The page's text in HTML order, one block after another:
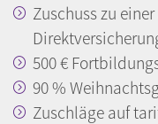
Zuschuss zu
500 €
90 %
Zuschläge auf